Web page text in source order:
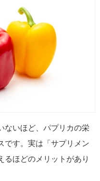
ないほど、パプリカの栄
です。実は「サプリメン
るほどのメリットがあり